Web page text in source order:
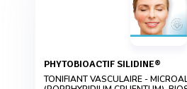
PHYTOBIOACTIF SILIDINE®
TONIFIANT VASCULAIRE -